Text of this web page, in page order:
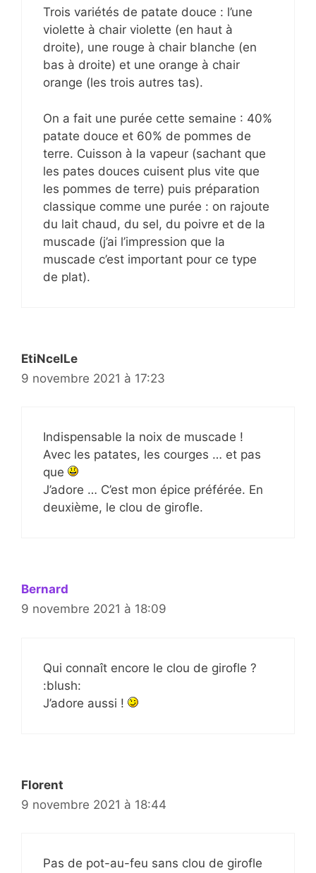
Trois variétés de patate douce : l’une
violette à chair violette (en haut à
droite), une rouge à chair blanche (en
bas à droite) et une orange à chair
orange (les trois autres tas).
On a fait une purée cette semaine : 40%
patate douce et 60% de pommes de
terre. Cuisson à la vapeur (sachant que
les pates douces cuisent plus vite que
les pommes de terre) puis préparation
classique comme une purée : on rajoute
du lait chaud, du sel, du poivre et de la
muscade (j’ai l’impression que la
muscade c’est important pour ce type
de plat).
EtiNcelLe
9 novembre 2021 à 17:23
Indispensable la noix de muscade !
Avec les patates, les courges … et pas
que
J’adore … C’est mon épice préférée. En
deuxième, le clou de girofle.
Bernard
9 novembre 2021 à 18:09
Qui connaît encore le clou de girofle ?
:blush:
J’adore aussi !
Florent
9 novembre 2021 à 18:44
Pas de pot-au-feu sans clou de girofle